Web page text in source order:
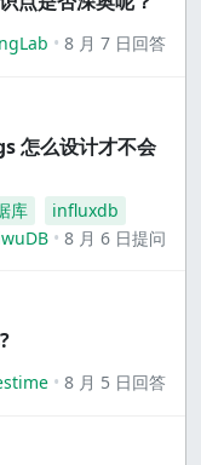
8 月 7 日回答
怎么设计才不会
库
influxdb
8 月 6 日提问
8 月 5 日回答